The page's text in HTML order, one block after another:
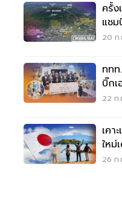
ครั้ง
แช
20 ก
ททท.
บิ๊ก
ไทย
22 ก
เค
ใหม่
ต.ค
26 ก